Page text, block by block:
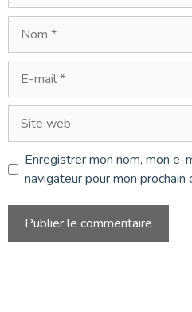
mail
web
Enregistrer mon nom, mon
navigateur pour mon prochain